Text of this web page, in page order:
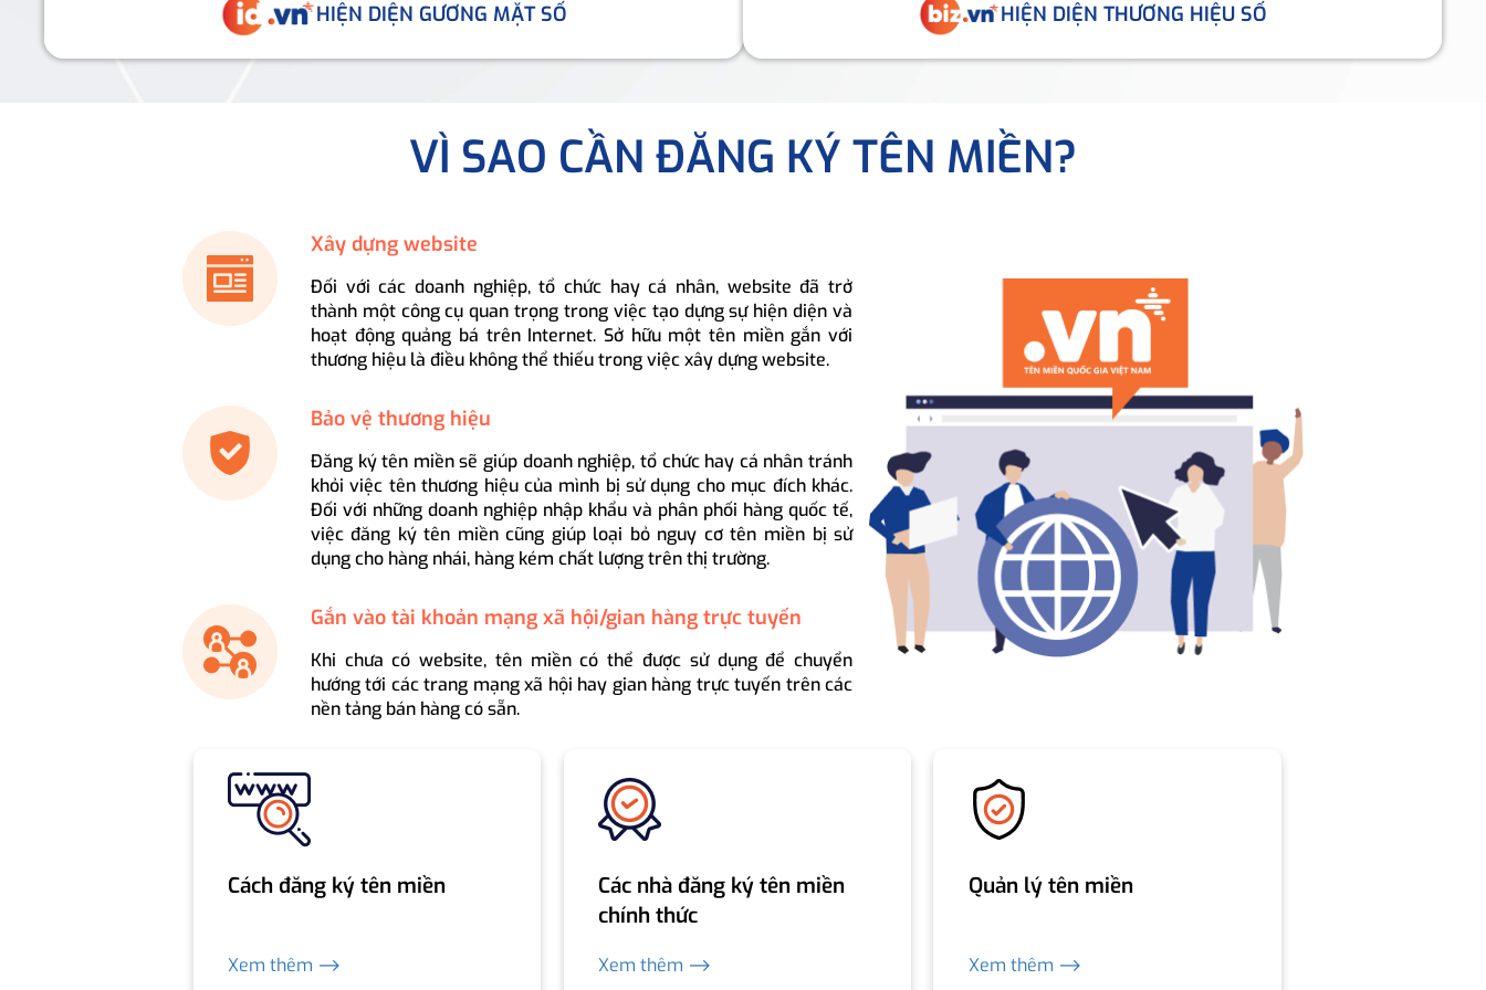
HIỆN DIỆN GƯƠNG MẶT SỐ HIỆN DIỆN THƯƠNG HIỆU SỐ
VÌ SAO CẦN ĐĂNG KÝ TÊN MIỀN?
Xây dựng website
Đối với các doanh nghiệp, tổ chức hay cá nhân, website đã trở
thành một công cụ quan trọng trong việc tạo dựng sự hiện diện và
hoạt động quảng bá trên Internet. Sở hữu một tên miền gắn với
thương hiệu là điều không thể thiếu trong việc xây dựng website.
Bảo vệ thương hiệu
Đăng ký tên miền sẽ giúp doanh nghiệp, tổ chức hay cá nhân tránh
khỏi việc tên thương hiệu của mình bị sử dụng cho mục đích khác.
Đối với những doanh nghiệp nhập khẩu và phân phối hàng quốc tế,
việc đăng ký tên miền cũng giúp loại bỏ nguy cơ tên miền bị sử
dụng cho hàng nhái, hàng kém chất lượng trên thị trường.
Gắn vào tài khoản mạng xã hội/gian hàng trực tuyến
Khi chưa có website, tên miền có thể được sử dụng để chuyển
hướng tới các trang mạng xã hội hay gian hàng trực tuyến trên các
nền tảng bán hàng có sẵn.
Cách đăng ký tên miền
Xem thêm ⟶
Các nhà đăng ký tên miền
chính thức
Xem thêm ⟶
Quản lý tên miền
Xem thêm ⟶